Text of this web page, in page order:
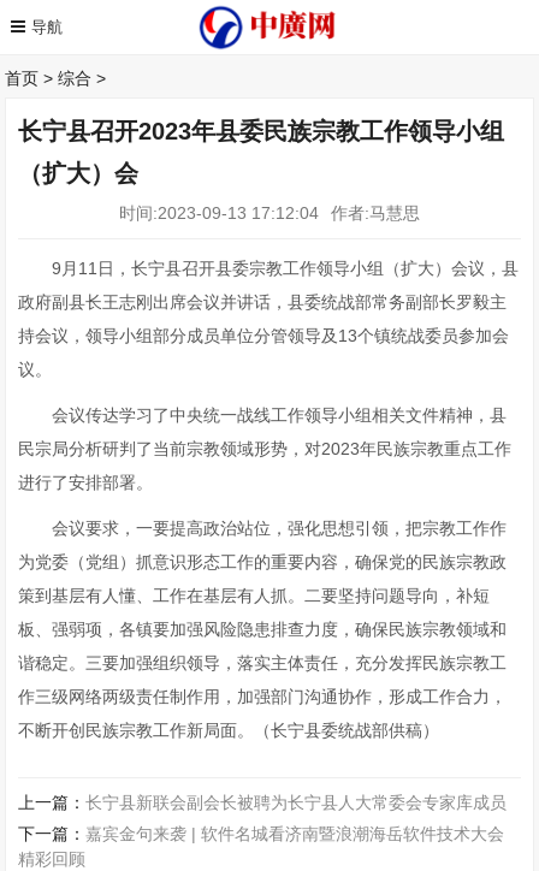
首页 >综合 >
长宁县召开2023年县委民族宗教工作领导小组
（扩大）会
时间:2023-09-13 17:12:04 作者:马慧思
9月11日，长宁县召开县委宗教工作领导小组（扩大）会议，县
政府副县长王志刚出席会议并讲话，县委统战部常务副部长罗毅主
持会议，领导小组部分成员单位分管领导及13个镇统战委员参加会
议。
会议传达学习了中央统一战线工作领导小组相关文件精神，县
民宗局分析研判了当前宗教领域形势，对2023年民族宗教重点工作
进行了安排部署。
会议要求，一要提高政治站位，强化思想引领，把宗教工作作
为党委（党组）抓意识形态工作的重要内容，确保党的民族宗教政
策到基层有人懂、工作在基层有人抓。二要坚持问题导向，补短
板、强弱项，各镇要加强风险隐患排查力度，确保民族宗教领域和
谐稳定。三要加强组织领导，落实主体责任，充分发挥民族宗教工
作三级网络两级责任制作用，加强部门沟通协作，形成工作合力，
不断开创民族宗教工作新局面。（长宁县委统战部供稿）
上一篇：长宁县新联会副会长被聘为长宁县人大常委会专家库成员
下一篇：嘉宾金句来袭 | 软件名城看济南暨浪潮海岳软件技术大会
精彩回顾